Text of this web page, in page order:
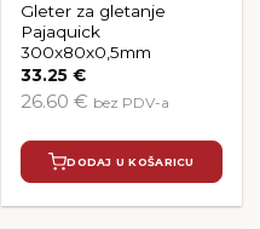
Gleter za gletanje
Pajaquick
300x80x0,5mm
33.25€
26.60 € bez PDV-a
DODAJ U KOŠARICU